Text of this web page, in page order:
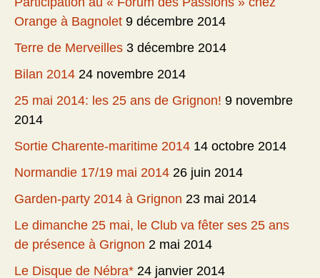
Orange à Bagnolet 9 décembre 2014
Terre de Merveilles 3 décembre 2014
Bilan 2014 24 novembre 2014
25 mai 2014: les 25 ans de Grignon! 9 novembre
2014
Sortie Charente-maritime 2014 14 octobre 2014
Normandie 17/19 mai 2014 26 juin 2014
Garden-party 2014 à Grignon 23 mai 2014
Le dimanche 25 mai, le Club va fêter ses 25 ans
de présence à Grignon 2 mai 2014
Le Disque de Nébra* 24 janvier 2014